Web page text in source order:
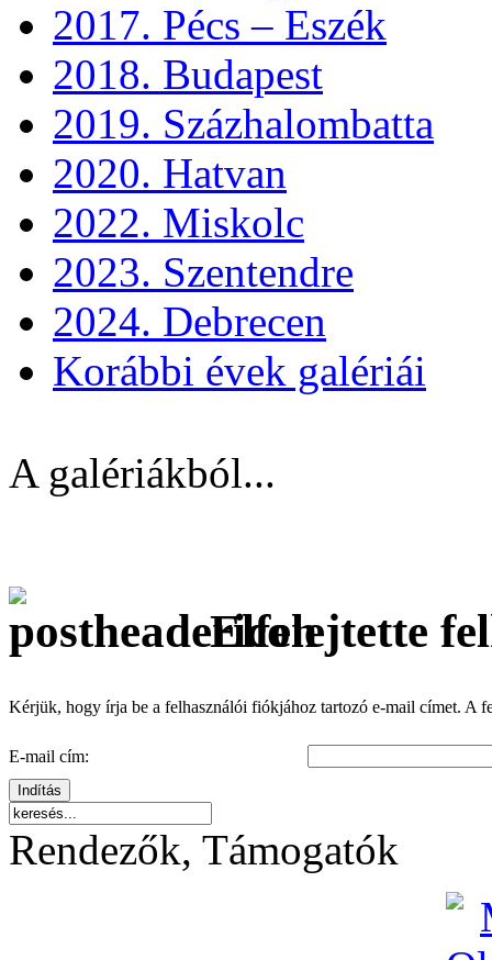
2017. Pécs – Eszék
2018. Budapest
2019. Százhalombatta
2020. Hatvan
2022. Miskolc
2023. Szentendre
2024. Debrecen
Korábbi évek galériái
A galériákból...
Elfelejtette
Kérjük, hogy írja be a felhasználói fiókjához tartozó e-mail címet. A
E-mail cím:
Indítás
Rendezők, Támogatók